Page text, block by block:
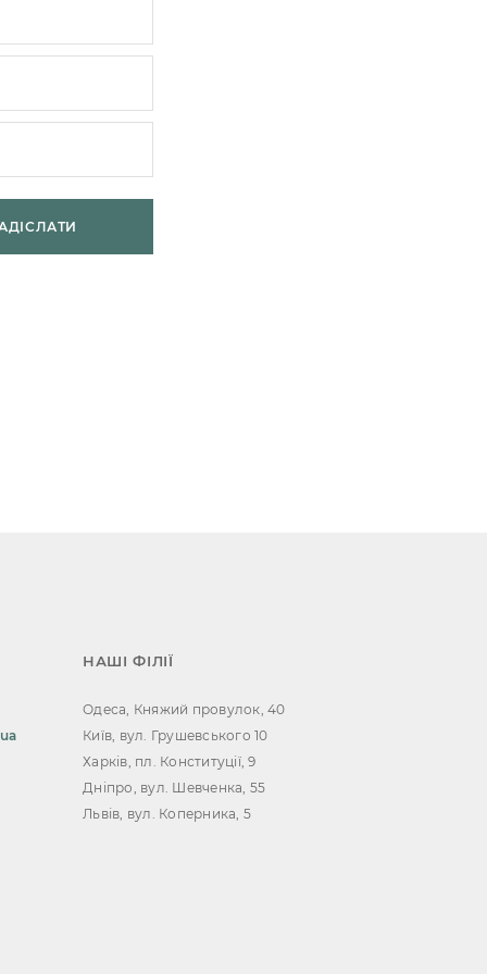
НАШІ ФІЛІЇ
Одеса, Княжий провулок, 40
Київ, вул. Грушевського 10
Харків, пл. Конституції, 9
Дніпро, вул. Шевченка, 55
Львів, вул. Коперника, 5